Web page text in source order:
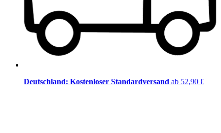
Deutschland: Kostenloser Standardversand ab 52,90 €